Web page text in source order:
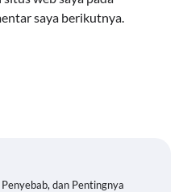
saya berikutnya.
dan Pentingnya